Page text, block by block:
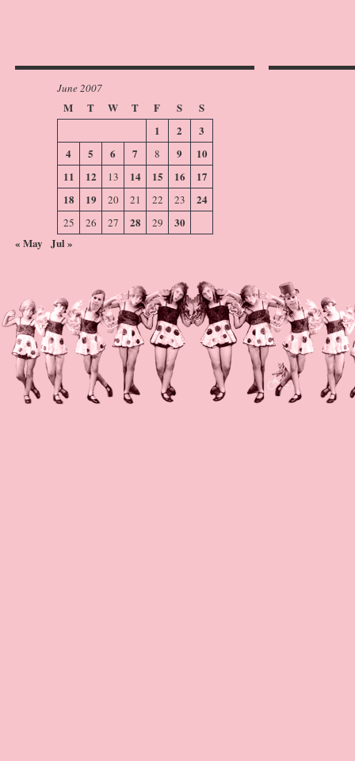
June 2007
M T W T F S
S
1
2
3
4
5 6 7 8 9
10
11
12 13 14 15 16
17
18
19 20 21 22 23 24
25 26 27 28 29
30
« May Jul »